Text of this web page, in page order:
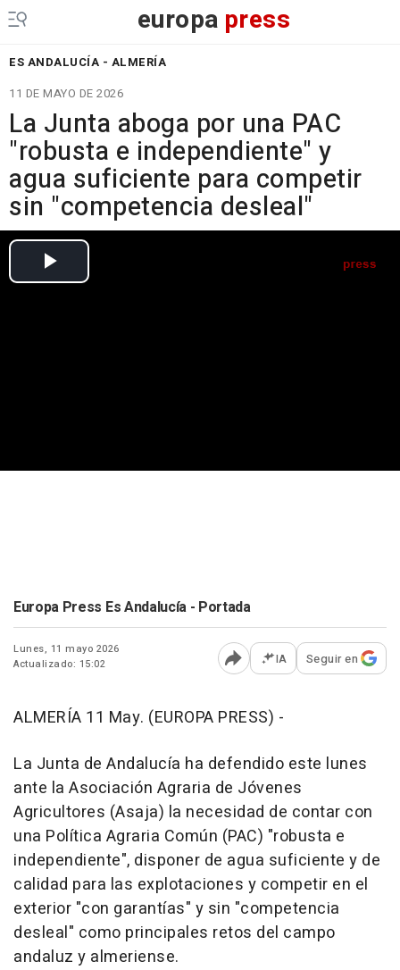
europa press
ES ANDALUCÍA - ALMERÍA
11 DE MAYO DE 2026
La Junta aboga por una PAC
"robusta e independiente" y
agua suficiente para competir
sin "competencia desleal"
Europa Press Es Andalucía - Portada
Lunes, 11 mayo 2026
Actualizado: 15:02
Abrir opciones para
IA Seguir en
ALMERÍA 11 May. (EUROPA PRESS) -
La Junta de Andalucía ha defendido este lunes
ante la Asociación Agraria de Jóvenes
Agricultores (Asaja) la necesidad de contar con
una Política Agraria Común (PAC) "robusta e
independiente", disponer de agua suficiente y de
calidad para las explotaciones y competir en el
exterior "con garantías" y sin "competencia
desleal" como principales retos del campo
andaluz y almeriense.